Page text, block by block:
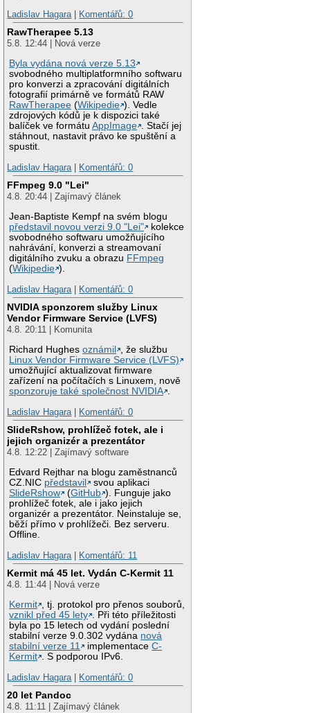
Ladislav Hagara
Komentářů: 0
RawTherapee 5.13
5.8. 12:44 | Nová verze
Byla vydána nová verze 5.13
svobodného multiplatformního softwaru
pro konverzi a zpracování digitálních
fotografií primárně ve formátů RAW
RawTherapee (Wikipedie ). Vedle
zdrojových kódů je k dispozici také
balíček ve formátuAppImage . Stačí jej
stáhnout, nastavit právo ke spuštění a
spustit.
Ladislav Hagara
Komentářů: 0
FFmpeg 9.0 "Lei"
4.8. 20:44 | Zajímavý článek
Jean-Baptiste Kempf na svém blogu
představil novou verzi 9.0 "Lei"
kolekce
svobodného softwaru umožňujícího
nahrávání, konverzi a streamovaní
digitálního zvuku a obrazu FFmpeg
(Wikipedie ).
Ladislav Hagara
Komentářů: 0
NVIDIA sponzorem služby Linux
Vendor Firmware Service (LVFS)
4.8. 20:11 | Komunita
Richard Hughesoznámil
, že službu
Linux Vendor Firmware Service (LVFS)
umožňující aktualizovat firmware
zařízení na počítačích s Linuxem, nově
sponzoruje také společnost NVIDIA .
Ladislav Hagara | Komentářů: 0
SlideRshow, prohlížeč fotek, ale i
jejich organizér a prezentátor
4.8. 12:22 | Zajímavý software
Edvard Rejthar na blogu zaměstnanců
CZ.NIC představil
svou aplikaci
SlideRshow
(GitHub ). Funguje jako
prohlížeč fotek, ale i jako jejich
organizér a prezentátor. Neinstaluje se,
běží přímo v prohlížeči. Bez serveru.
Offline.
Ladislav Hagara | Komentářů: 11
Kermit má 45 let. Vydán C-Kermit 11
4.8. 11:44 | Nová verze
Kermit , tj. protokol pro přenos souborů,
vznikl před 45 lety . Při této příležitosti
byla po 15 letech od vydání poslední
stabilní verze 9.0.302 vydána nová
stabilní verze 11
implementaceC-
Kermit . S podporou IPv6.
Ladislav Hagara | Komentářů: 0
20 let Pandoc
4.8. 11:11 | Zajímavý článek